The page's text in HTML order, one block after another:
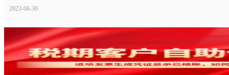
2023-06-30